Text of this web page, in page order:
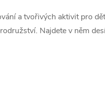
a tvořivých aktivit pro
Najdete v něm